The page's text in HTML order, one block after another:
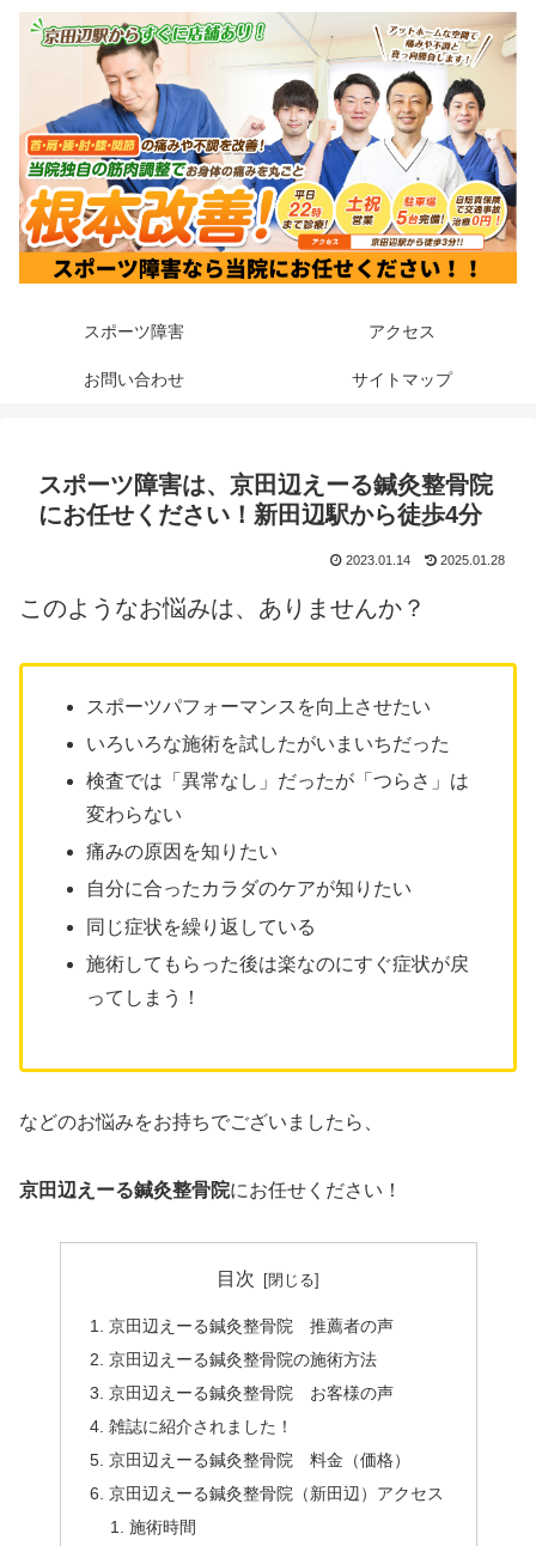
スポーツ障害 アクセス
お問い合わせ サイトマップ
スポーツ障害は、京田辺えーる鍼灸整骨院
にお任せください！新田辺駅から徒歩4分
2023.01.14 2025.01.28
このようなお悩みは、ありませんか？
スポーツパフォーマンスを向上させたい
いろいろな施術を試したがいまいちだった
検査では「異常なし」だったが「つらさ」は
変わらない
痛みの原因を知りたい
自分に合ったカラダのケアが知りたい
同じ症状を繰り返している
施術してもらった後は楽なのにすぐ症状が戻
ってしまう！
などのお悩みをお持ちでございましたら、
京田辺えーる鍼灸整骨院にお任せください！
目次
京田辺えーる鍼灸整骨院 推薦者の声
京田辺えーる鍼灸整骨院の施術方法
京田辺えーる鍼灸整骨院 お客様の声
雑誌に紹介されました！
京田辺えーる鍼灸整骨院 料金（価格）
京田辺えーる鍼灸整骨院（新田辺）アクセス
施術時間